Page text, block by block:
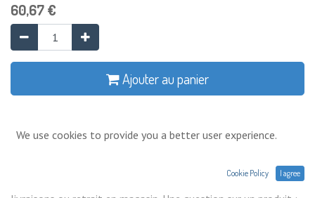
60,67€
Ajouter au panier
Prix exprimés Hors TVA. Expéditions,
We use cookies to provide you a better user experience.
Cookie Policy I agree